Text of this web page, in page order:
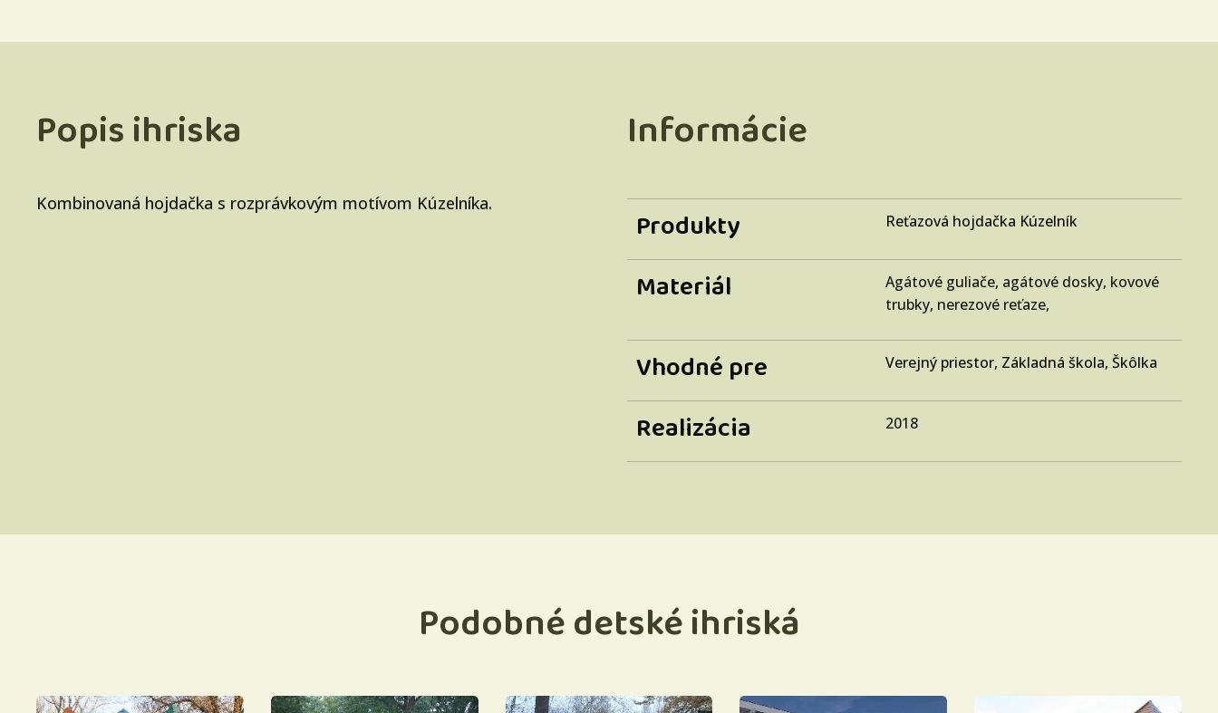
Popis ihriska
Kombinovaná hojdačka s rozprávkovým motívom Kúzelníka.
Informácie
Produkty Reťazová hojdačka Kúzelník
Materiál
Agátové guliače, agátové dosky, kovové
trubky, nerezové reťaze,
Vhodné pre Verejný priestor, Základná škola,Škôlka
Realizácia 2018
Podobné detské ihriská